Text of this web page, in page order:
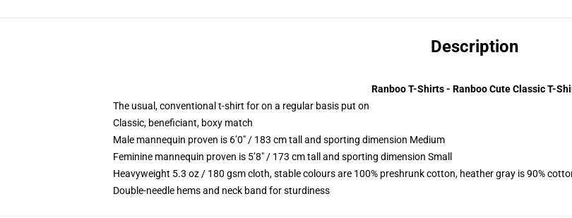
Description
Ranboo T-Shirts - Ranboo Cute Classic T-
The usual, conventional t-shirt for on a regular basis put on
Classic, beneficiant, boxy match
Male mannequin proven is 6’0″ / 183 cm tall and sporting dimension Medium
Feminine mannequin proven is 5’8″ / 173 cm tall and sporting dimension Small
Heavyweight 5.3 oz / 180 gsm cloth, stable colours are 100% preshrunk cotton, heather gray is 90%
Double-needle hems and neck band for sturdiness